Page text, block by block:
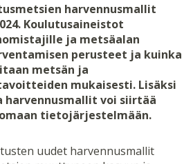
harvennusmallit
Koulutusaineistot
ja metsäalan
perusteet ja kuinka
metsän ja
mukaisesti. Lisäksi
harvennusmallit voi siirtää
tietojärjestelmään.
uudet harvennusmallit